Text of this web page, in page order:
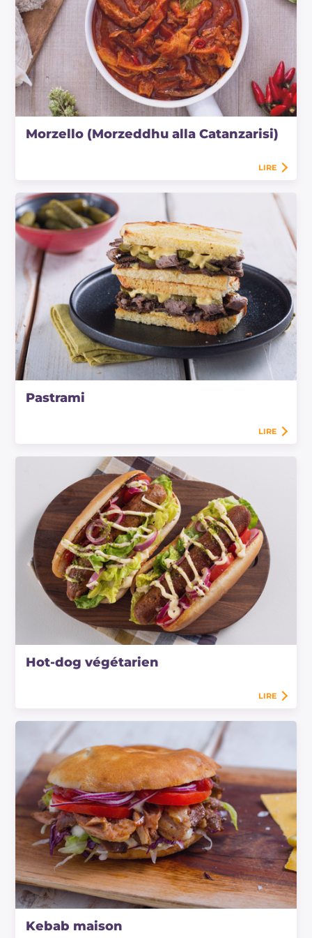
Morzello (Morzeddhu alla Catanzarisi)
LIRE
Pastrami
LIRE
Hot-dog végétarien
LIRE
Kebab maison